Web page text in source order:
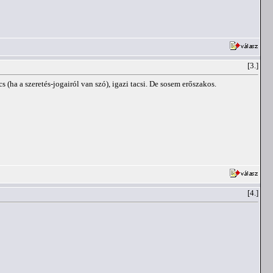
[3.]
a szeretés-jogairól van szó), igazi tacsi. De sosem erőszakos.
[4.]